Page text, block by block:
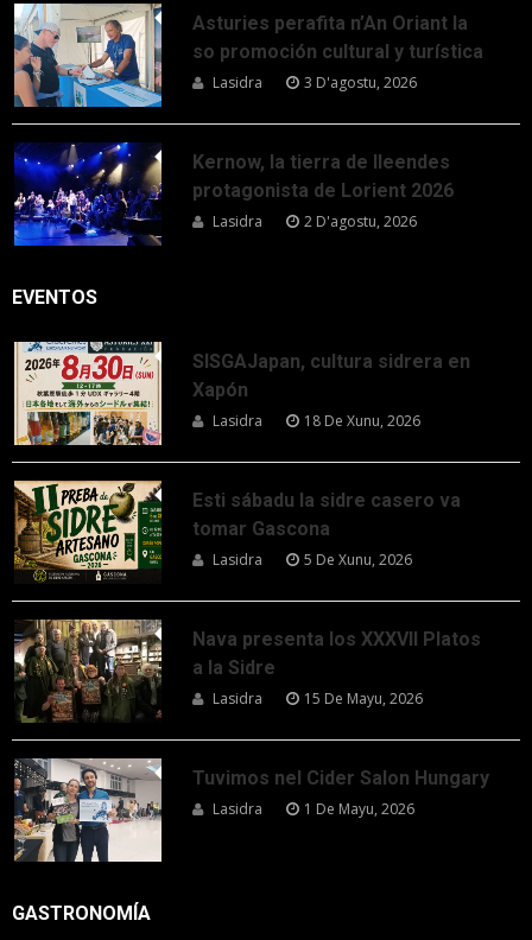
Asturies perafita n’An Oriant la
so promoción cultural y turística
Lasidra 3 D'agostu, 2026
Kernow, la tierra de lleendes
protagonista de Lorient 2026
Lasidra 2 D'agostu, 2026
EVENTOS
SISGAJapan, cultura sidrera en
Xapón
Lasidra 18 De Xunu, 2026
Esti sábadu la sidre casero va
tomar Gascona
Lasidra 5 De Xunu, 2026
Nava presenta los XXXVII Platos
a la Sidre
Lasidra 15 De Mayu, 2026
Tuvimos nel Cider Salon Hungary
Lasidra 1 De Mayu, 2026
GASTRONOMÍA